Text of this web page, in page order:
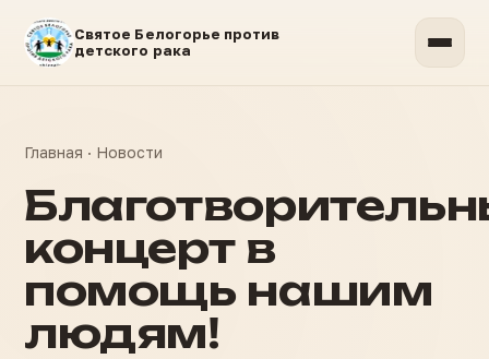
Святое Белогорье против
детского рака
Главная · Новости
концерт в
помощь нашим
людям!